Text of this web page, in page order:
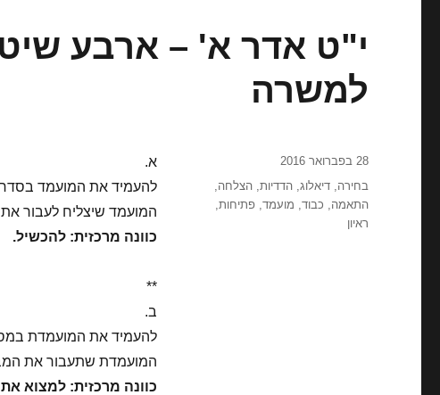
י"ט אדר א' – ארבע
למשרה
א.
להעמיד את המועמד
המועמד שיצליח לעבור
כוונה מרכזית: להכשיל.
**
ב.
להעמיד את המועמדת
המועמדת שתעבור את
כוונה מרכזית: למצוא
פורסם
28 בפברואר 2016
תגיות
בחירה,דיאלוג,הדדיות,הצלחה,
התאמה, כבוד, מועמד,פתיחות,
ראיון